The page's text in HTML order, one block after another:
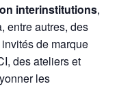
interinstitutions,
entre autres, des
de marque
des ateliers et
les